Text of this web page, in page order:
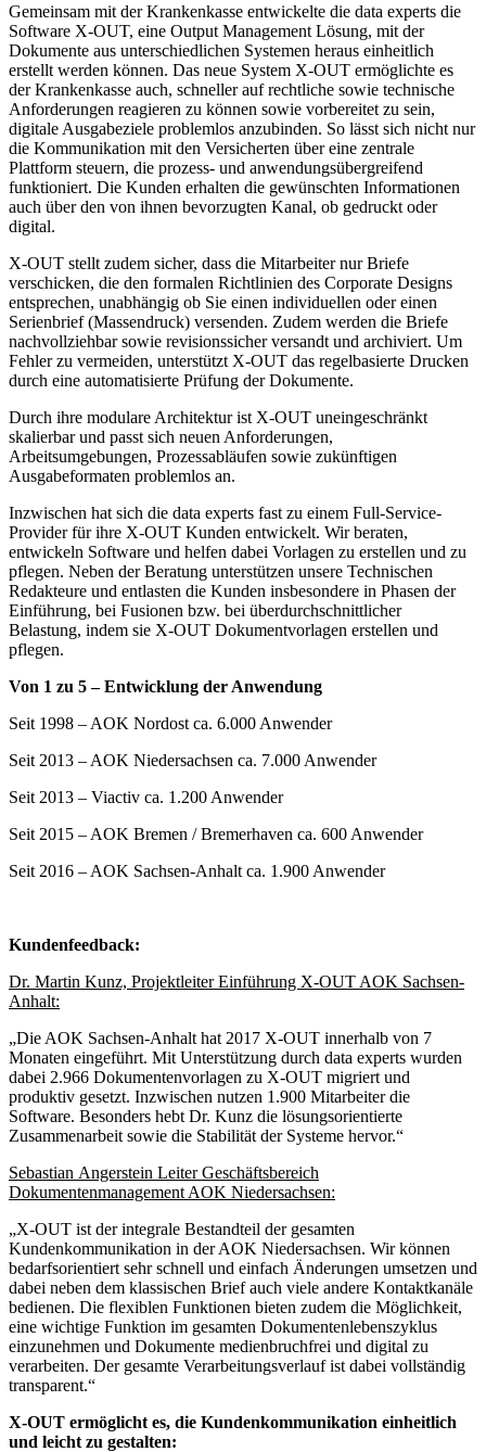
Gemeinsam mit der Krankenkasse entwickelte die data experts die
Software X-OUT, eine Output Management Lösung, mit der
Dokumente aus unterschiedlichen Systemen heraus einheitlich
erstellt werden können. Das neue System X-OUT ermöglichte es
der Krankenkasse auch, schneller auf rechtliche sowie technische
Anforderungen reagieren zu können sowie vorbereitet zu sein,
digitale Ausgabeziele problemlos anzubinden. So lässt sich nicht nur
die Kommunikation mit den Versicherten über eine zentrale
Plattform steuern, die prozess- und anwendungsübergreifend
funktioniert. Die Kunden erhalten die gewünschten Informationen
auch über den von ihnen bevorzugten Kanal, ob gedruckt oder
digital.
X-OUT stellt zudem sicher, dass die Mitarbeiter nur Briefe
verschicken, die den formalen Richtlinien des Corporate Designs
entsprechen, unabhängig ob Sie einen individuellen oder einen
Serienbrief (Massendruck) versenden. Zudem werden die Briefe
nachvollziehbar sowie revisionssicher versandt und archiviert. Um
Fehler zu vermeiden, unterstützt X-OUT das regelbasierte Drucken
durch eine automatisierte Prüfung der Dokumente.
Durch ihre modulare Architektur ist X-OUT uneingeschränkt
skalierbar und passt sich neuen Anforderungen,
Arbeitsumgebungen, Prozessabläufen sowie zukünftigen
Ausgabeformaten problemlos an.
Inzwischen hat sich die data experts fast zu einem Full-Service-
Provider für ihre X-OUT Kunden entwickelt. Wir beraten,
entwickeln Software und helfen dabei Vorlagen zu erstellen und zu
pflegen. Neben der Beratung unterstützen unsere Technischen
Redakteure und entlasten die Kunden insbesondere in Phasen der
Einführung, bei Fusionen bzw. bei überdurchschnittlicher
Belastung, indem sie X-OUT Dokumentvorlagen erstellen und
pflegen.
Von 1 zu 5 – Entwicklung der Anwendung
Seit 1998 – AOK Nordost ca. 6.000 Anwender
Seit 2013 – AOK Niedersachsen ca. 7.000 Anwender
Seit 2013 – Viactiv ca. 1.200 Anwender
Seit 2015 – AOK Bremen / Bremerhaven ca. 600 Anwender
Seit 2016 – AOK Sachsen-Anhalt ca. 1.900 Anwender
Kundenfeedback:
Dr. Martin Kunz, Projektleiter Einführung X-OUT AOK Sachsen-
Anhalt:
„Die AOK Sachsen-Anhalt hat 2017 X-OUT innerhalb von 7
Monaten eingeführt. Mit Unterstützung durch data experts wurden
dabei 2.966 Dokumentenvorlagen zu X-OUT migriert und
produktiv gesetzt. Inzwischen nutzen 1.900 Mitarbeiter die
Software. Besonders hebt Dr. Kunz die lösungsorientierte
Zusammenarbeit sowie die Stabilität der Systeme hervor.“
Sebastian Angerstein Leiter Geschäftsbereich
Dokumentenmanagement AOK Niedersachsen:
„X-OUT ist der integrale Bestandteil der gesamten
Kundenkommunikation in der AOK Niedersachsen. Wir können
bedarfsorientiert sehr schnell und einfach Änderungen umsetzen und
dabei neben dem klassischen Brief auch viele andere Kontaktkanäle
bedienen. Die flexiblen Funktionen bieten zudem die Möglichkeit,
eine wichtige Funktion im gesamten Dokumentenlebenszyklus
einzunehmen und Dokumente medienbruchfrei und digital zu
verarbeiten. Der gesamte Verarbeitungsverlauf ist dabei vollständig
transparent.“
X-OUT ermöglicht es, die Kundenkommunikation einheitlich
und leicht zu gestalten: